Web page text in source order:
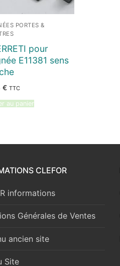
PORTES &
pour
E11381 sens
€ TTC
au panier
CLEFOR
informations
Générales de Ventes
ancien site
Site